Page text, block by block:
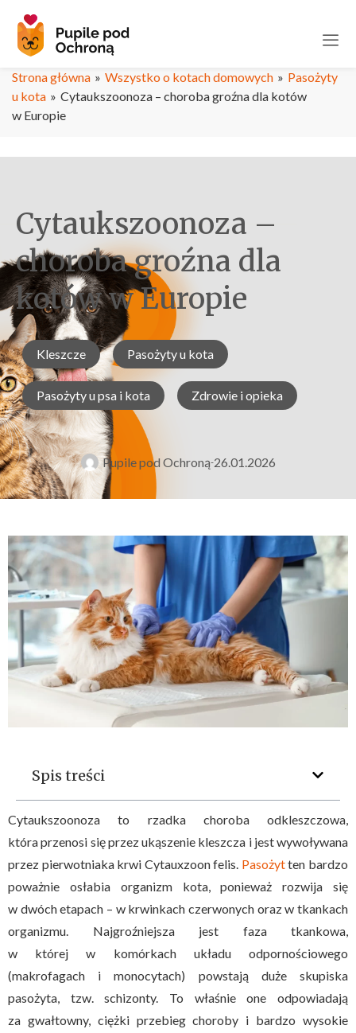
Strona główna » Wszystko o kotach domowych » Pasożyty
u kota » Cytaukszoonoza – choroba groźna dla kotów
w Europie
Cytaukszoonoza –
choroba groźna dla
kotów w Europie
Kleszcze Pasożyty u kota
Pasożyty u psa i kota Zdrowie i opieka
Pupile pod Ochroną 26.01.2026
Spis treści
Cytaukszoonoza to rzadka choroba odkleszczowa,
która przenosi się przez ukąszenie kleszcza i jest wywoływana
przez pierwotniaka krwi Cytauxzoon felis. Pasożytten bardzo
poważnie osłabia organizm kota, ponieważ rozwija się
w dwóch etapach – w krwinkach czerwonych oraz w tkankach
organizmu. Najgroźniejsza jest faza tkankowa,
w której w komórkach układu odpornościowego
(makrofagach i monocytach) powstają duże skupiska
pasożyta, tzw. schizonty. To właśnie one odpowiadają
za gwałtowny, ciężki przebieg choroby i bardzo wysokie